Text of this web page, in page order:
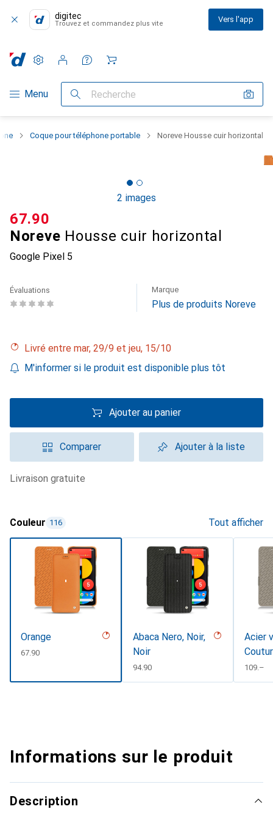
digitec
Trouvez et commandez plus vite Vers l'app
Navigation par catégorie
Menu Recherche
Paramètres
Compte client
Listes de comparaison
Listes d'envies
Panier
Coque pour téléphone portable Noreve Housse cuir horizontal
2 images
Noreve Housse cuir horizontal
Google Pixel 5
CHF
67.90
Évaluations Marque
Plus de produits Noreve
Livré entre mar, 29/9 et jeu, 15/10
M'informer si le produit est disponible plus tôt
Ajouter au panier
Comparer Ajouter à la liste
livraison gratuite
Couleur 116 Tout afficher
Orange
CHF
67.90
Abaca Nero, Noir,
Noir
CHF
94.90
Acier
CHF
109.–
Informations sur le produit
Description